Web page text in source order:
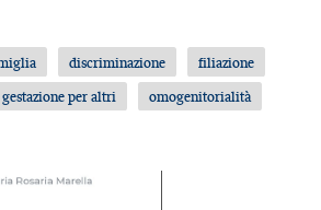
discriminazione
filiazione
gestazione per altri omogenitorialità